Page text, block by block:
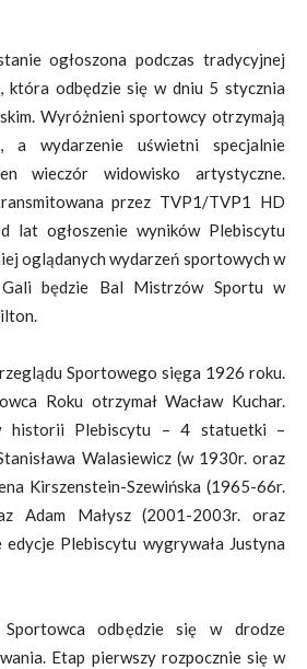
ogłoszona podczas tradycyjnej
która odbędzie się w dniu 5 stycznia
Wyróżnieni sportowcy otrzymają
a wydarzenie uświetni specjalnie
wieczór widowisko artystyczne.
przez TVP1/TVP1 HD
lat ogłoszenie wyników Plebiscytu
oglądanych wydarzeń sportowych w
Gali będzie Bal Mistrzów Sportu w
Sportowego sięga 1926 roku.
Roku otrzymał Wacław Kuchar.
historii Plebiscytu – 4 statuetki –
Walasiewicz (w 1930r. oraz
Kirszenstein-Szewińska (1965-66r.
Adam Małysz (2001-2003r. oraz
Plebiscytu wygrywała Justyna
odbędzie się w drodze
Etap pierwszy rozpocznie się w